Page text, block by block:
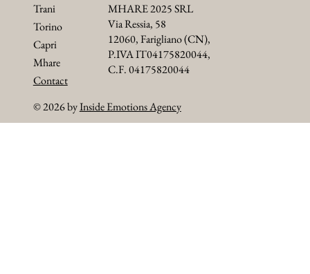
Trani
Torino
Capri
Mhare
Contact
MHARE 2025 SRL
Via Ressia, 58
12060, Farigliano (CN),
P.IVA IT04175820044,
C.F. 04175820044
© 2026 byInside Emotions Agency